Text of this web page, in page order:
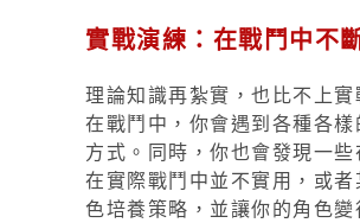
實戰演練：在戰鬥中不
理論知識再紮實，也比不上
在戰鬥中，你會遇到各種各
方式。同時，你也會發現一
在實際戰鬥中並不實用，或
色培養策略，並讓你的角色變